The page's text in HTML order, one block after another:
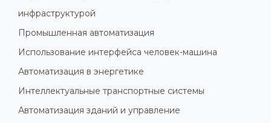
инфраструктурой
Промышленная автоматизация
Использование интерфейса человек-машина
Автоматизация в энергетике
Интеллектуальные транспортные системы
Автоматизация зданий и управление